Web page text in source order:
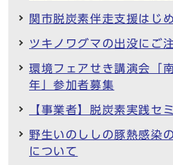
関市脱炭素伴走支援はじ
ツキノワグマの出没にご
環境フェアせき講演会「
年」参加者募集
【事業者】脱炭素実践セ
野生いのししの豚熱感染
について